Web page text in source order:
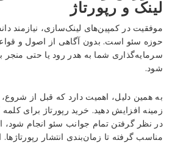
لینک و رپورتاژ
موفقیت در کمپین‌های لینک‌سازی، نیازمند
حوزه سئو است. بدون آگاهی از اصول و
سرمایه‌گذاری شما به هدر رود یا حتی
شود.
به همین دلیل، اهمیت دارد که قبل از
زمینه افزایش دهید. خرید رپورتاژ برای
در نظر گرفتن تمام جوانب سئو انجام شود،
مناسب گرفته تا زمان‌بندی انتشار